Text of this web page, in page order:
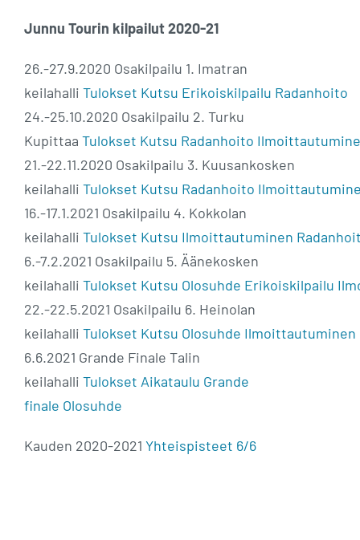
Junnu Tourin kilpailut 2020-21
26.-27.9.2020 Osakilpailu 1. Imatran
keilahalli Tulokset Kutsu Erikoiskilpailu Radanhoito
24.-25.10.2020 Osakilpailu 2. Turku
Kupittaa Tulokset Kutsu Radanhoito
21.-22.11.2020 Osakilpailu 3. Kuusankosken
keilahalli Tulokset Kutsu Radanhoito
16.-17.1.2021 Osakilpailu 4. Kokkolan
keilahalli Tulokset Kutsu Ilmoittautuminen
6.-7.2.2021 Osakilpailu 5. Äänekosken
keilahalli Tulokset Kutsu Olosuhde Erikoiskilpailu
22.-22.5.2021 Osakilpailu 6. Heinolan
keilahalli Tulokset Kutsu Olosuhde Ilmoittautuminen
6.6.2021 Grande Finale Talin
keilahalli Tulokset Aikataulu Grande
finale Olosuhde
Kauden 2020-2021 Yhteispisteet 6/6